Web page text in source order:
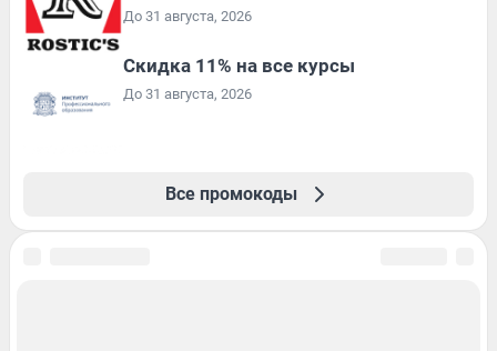
До 31 августа, 2026
Скидка 11% на все курсы
До 31 августа, 2026
Все промокоды